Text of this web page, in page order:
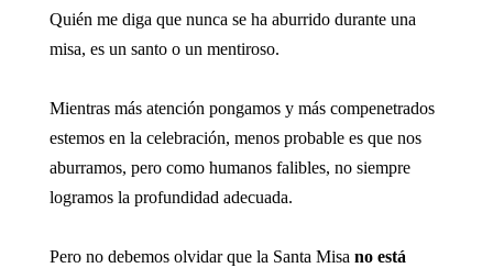
Quién me diga que nunca se ha aburrido durante una
misa, es un santo o un mentiroso.
Mientras más atención pongamos y más compenetrados
estemos en la celebración, menos probable es que nos
aburramos, pero como humanos falibles, no siempre
logramos la profundidad adecuada.
Pero no debemos olvidar que la Santa Misa no está